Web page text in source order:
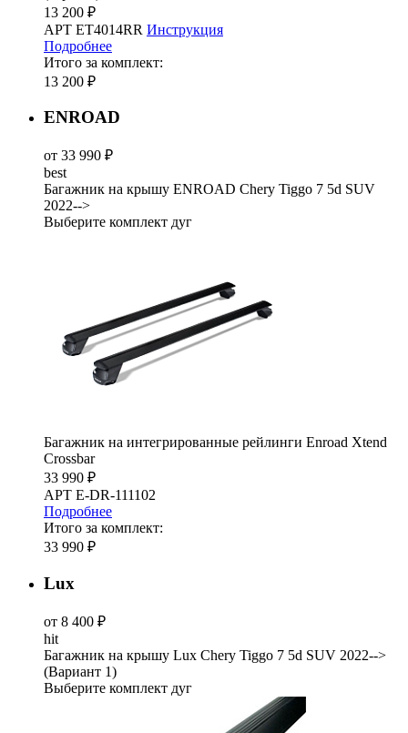
13 200 ₽
АРТ ET4014RR Инструкция
Подробнее
Итого за комплект:
13 200 ₽
ENROAD
от 33 990 ₽
best
Багажник на крышу ENROAD Chery Tiggo 7 5d SUV
2022-->
Выберите комплект дуг
Багажник на интегрированные рейлинги Enroad Xtend
Crossbar
33 990 ₽
АРТ E-DR-111102
Подробнее
Итого за комплект:
33 990 ₽
Lux
от 8 400 ₽
hit
Багажник на крышу Lux Chery Tiggo 7 5d SUV 2022-->
(Вариант 1)
Выберите комплект дуг